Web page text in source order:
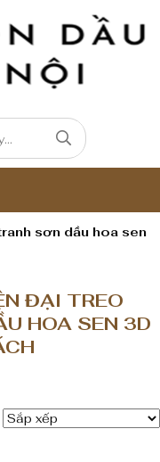
sơn dầu hoa sen
ĐẠI TREO
HOA SEN 3D